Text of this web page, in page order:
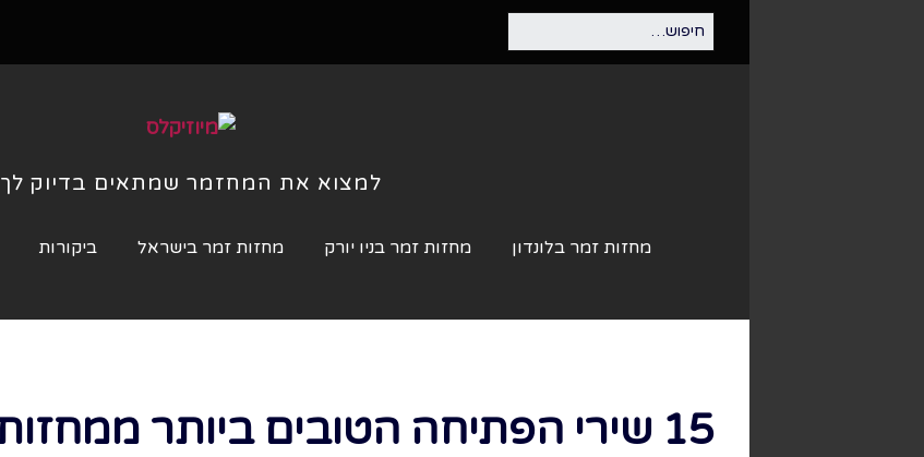
למצוא את המחזמר שמתאים בדיוק לך
מחזות זמר בלונדון מחזות זמר בניו יורק מחזות זמר בישראל ביקורות
15 שירי הפתיחה הטובים ביותר ממחזות זמר